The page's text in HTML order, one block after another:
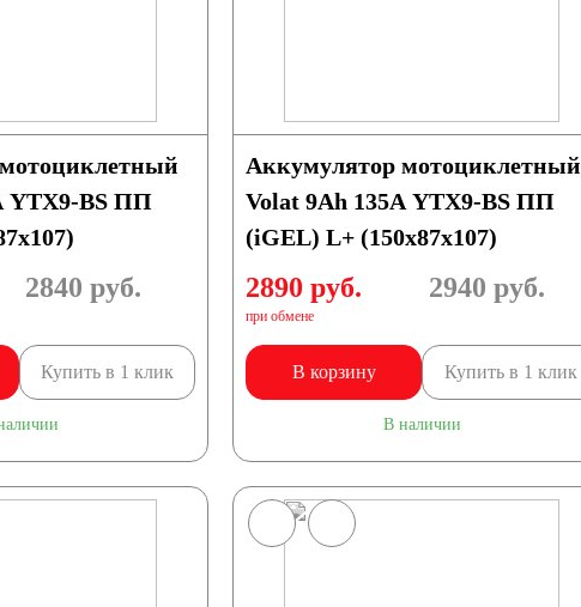
YTX9-BS ПП
2840 руб.
Купить в 1 клик
Аккумулятор мотоциклетный
Volat 9Ah 135А YTX9-BS ПП
(iGEL) L+ (150x87x107)
2890 руб.
при обмене
2940 руб.
В корзину Купить в 1 клик
В наличии